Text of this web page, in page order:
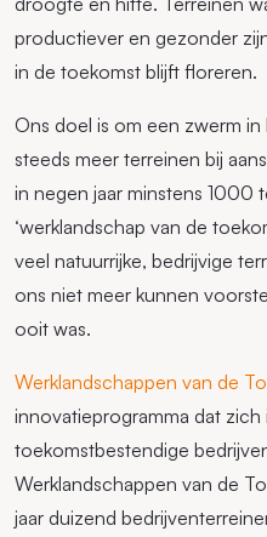
productiever en gezonder
in de toekomst blijft floreren.
Ons doel is om een zwerm
steeds meer terreinen bij
in negen jaar minstens 1000
‘werklandschap van de
veel natuurrijke, bedrijvige
ons niet meer kunnen
ooit was.
Werklandschappen van de
innovatieprogramma dat
toekomstbestendige
Werklandschappen van de
jaar duizend